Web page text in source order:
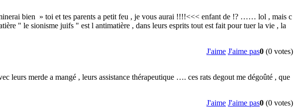
bien » toi et tes parents a petit feu , je vous aurai !!!!<<< enfant de !? …… lol , mais c
" le sionisme juifs " est l antimatière , dans leurs esprits tout est fait pour tuer la vie , la
J'aime J'aime pas0 (0 votes)
leurs merde a mangé , leurs assistance thérapeutique …. ces rats degout me dégoûté , que
J'aime J'aime pas0 (0 votes)